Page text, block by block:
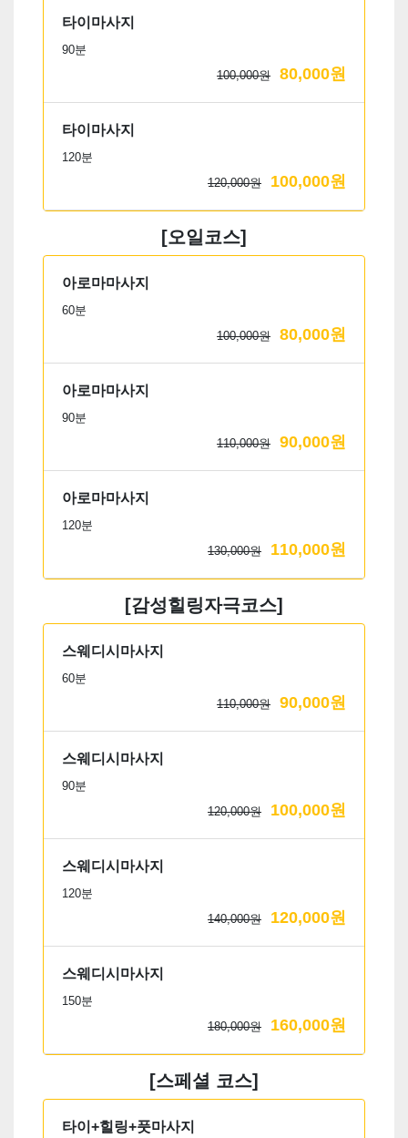
타이마사지
90분
100,000원
80,000원
타이마사지
120분
120,000원
100,000원
[오일코스]
아로마마사지
60분
100,000원
80,000원
아로마마사지
90분
110,000원
90,000원
아로마마사지
120분
130,000원
110,000원
[감성힐링자극코스]
스웨디시마사지
60분
110,000원
90,000원
스웨디시마사지
90분
120,000원
100,000원
스웨디시마사지
120분
140,000원
120,000원
스웨디시마사지
150분
180,000원
160,000원
[스페셜 코스]
타이+힐링+풋마사지